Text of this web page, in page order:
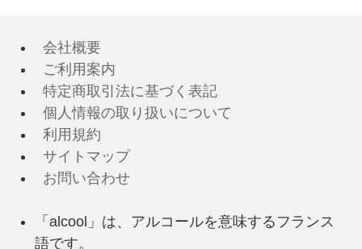
会社概要
ご利用案内
特定商取引法に基づく表記
個人情報の取り扱いについて
利用規約
サイトマップ
お問い合わせ
「alcool」は、アルコールを意味するフランス
語です。